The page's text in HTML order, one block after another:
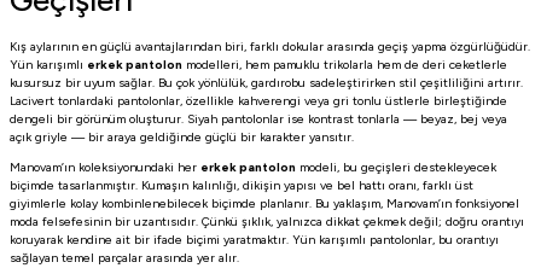
Kış aylarının en güçlü avantajlarından biri, farklı dokular arasında geçiş yapma özgürlüğüdür.
Yün karışımlı erkek pantolon modelleri, hem pamuklu trikolarla hem de deri ceketlerle
kusursuz bir uyum sağlar. Bu çok yönlülük, gardırobu sadeleştirirken stil çeşitliliğini artırır.
Lacivert tonlardaki pantolonlar, özellikle kahverengi veya gri tonlu üstlerle birleştiğinde
dengeli bir görünüm oluşturur. Siyah pantolonlar ise kontrast tonlarla — beyaz, bej veya
açık griyle — bir araya geldiğinde güçlü bir karakter yansıtır.
Manovam’ın koleksiyonundaki her erkek pantolon modeli, bu geçişleri destekleyecek
biçimde tasarlanmıştır. Kumaşın kalınlığı, dikişin yapısı ve bel hattı oranı, farklı üst
giyimlerle kolay kombinlenebilecek biçimde planlanır. Bu yaklaşım, Manovam’ın fonksiyonel
moda felsefesinin bir uzantısıdır. Çünkü şıklık, yalnızca dikkat çekmek değil; doğru orantıyı
koruyarak kendine ait bir ifade biçimi yaratmaktır. Yün karışımlı pantolonlar, bu orantıyı
sağlayan temel parçalar arasında yer alır.